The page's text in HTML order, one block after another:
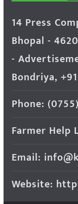
14 Press
Bhopal -
-
Bondriya,
Phone:
Farmer Help
Email:
Website: